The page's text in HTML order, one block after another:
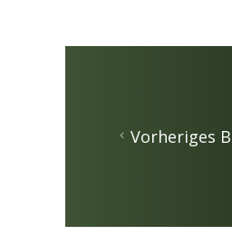
Vorheriges